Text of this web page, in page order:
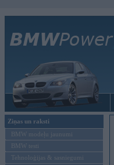
Ziņas un raksti
BMW modeļu jaunumi
BMW testi
Tehnoloģijas & sasniegumi